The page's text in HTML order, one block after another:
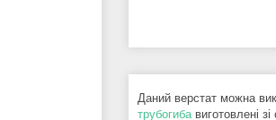
Даний верстат можна
трубогиба виготовлені